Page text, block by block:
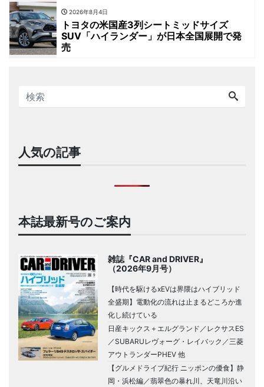
2026年8月4日
トヨタの米国産3列シートミッドサイズ
SUV「ハイランダー」が日本全国展開で発
売
人気の記事
本誌最新号のご案内
雑誌『CAR and DRIVER』
（2026年9月号）
【時代を駆けるxEVは界隈はハイブリッド
全盛期】電動化の流れは止まるどころか進
化し続けている
日産キックス＋エルグランド／レクサスES
／SUBARUレヴォーグ・レイバック／三菱
アウトランダーPHEV 他
【グルメドライブ紀行 ニッポンの優食】静
岡・浜松編／翡翠色の暴れ川、天竜川沿い